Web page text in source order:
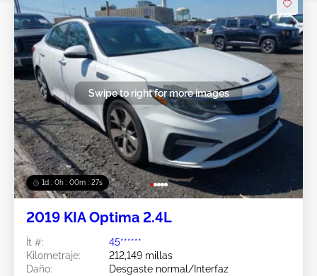
1d : 0h : 00m : 24s
Swipe to right for more images
2019 KIA Optima 2.4L
Ít #:
45******
Kilometraje:
212,149 millas
Daño:
Desgaste normal/Interfaz